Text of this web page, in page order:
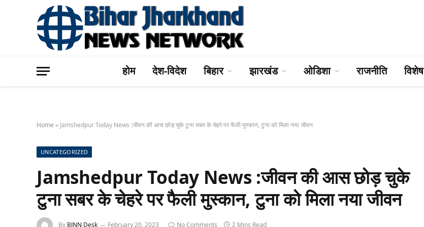
होम देश-विदेश बिहार झारखंड ओडिशा राजनीति विशेष
Home » Jamshedpur Today News :जीवन की आस छोड़ चुके टुना सबर के चेहरे पर फैली मुस्कान, टुना को मिला नया जीवन
UNCATEGORIZED
Jamshedpur Today News :जीवन की आस छोड़ चुके
टुना सबर के चेहरे पर फैली मुस्कान, टुना को मिला नया जीवन
By BJNN Desk February 20, 2023 No Comments 2 Mins Read